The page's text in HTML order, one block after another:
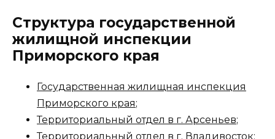
Структура государственной
жилищной инспекции
Приморского края
Государственная жилищная инспекция
Приморского края;
Территориальный отдел в г. Арсеньев;
Территориальный отдел в г. Владивосток;